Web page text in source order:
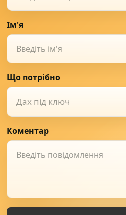
Ім'я
Що потрібно
Дах під ключ
Коментар